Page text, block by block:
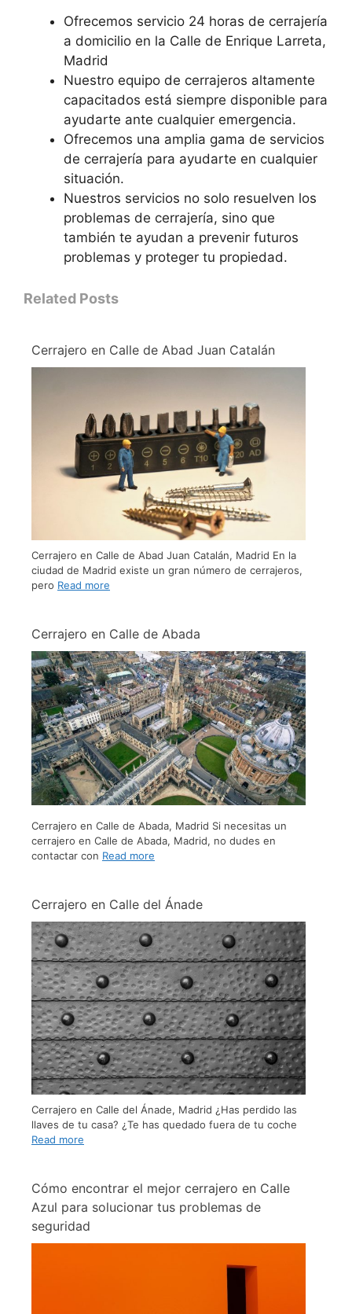
Ofrecemos servicio 24 horas de cerrajería
a domicilio en la Calle de Enrique Larreta,
Madrid
Nuestro equipo de cerrajeros altamente
capacitados está siempre disponible para
ayudarte ante cualquier emergencia.
Ofrecemos una amplia gama de servicios
de cerrajería para ayudarte en cualquier
situación.
Nuestros servicios no solo resuelven los
problemas de cerrajería, sino que
también te ayudan a prevenir futuros
problemas y proteger tu propiedad.
Related Posts
Cerrajero en Calle de Abad Juan Catalán
Cerrajero en Calle de Abad Juan Catalán, Madrid En la
ciudad de Madrid existe un gran número de cerrajeros,
pero Read more
Cerrajero en Calle de Abada
Cerrajero en Calle de Abada, Madrid Si necesitas un
cerrajero en Calle de Abada, Madrid, no dudes en
contactar con Read more
Cerrajero en Calle del Ánade
Cerrajero en Calle del Ánade, Madrid ¿Has perdido las
llaves de tu casa? ¿Te has quedado fuera de tu coche
Read more
Cómo encontrar el mejor cerrajero en Calle
Azul para solucionar tus problemas de
seguridad